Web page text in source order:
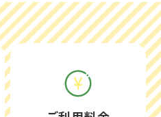
○ × ○ ○
×
○ × ○ ○
×
○
○
○
○
×
× ○
×